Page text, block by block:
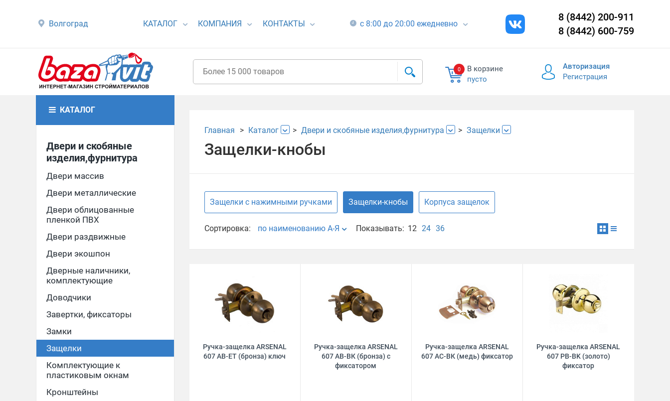
Волгоград КАТАЛОГ КОМПАНИЯ КОНТАКТЫ с 8:00 до 20:00 ежедневно
8 (8442) 200-911
8 (8442) 600-759
0
В корзине
пусто
Авторизация
Регистрация
КАТАЛОГ
Двери и скобяные
изделия,фурнитура
Двери массив
Двери металлические
Двери облицованные
пленкой ПВХ
Двери раздвижные
Двери экошпон
Дверные наличники,
комплектующие
Доводчики
Завертки, фиксаторы
Замки
Защелки
Комплектующие к
пластиковым окнам
Кронштейны
Главная Каталог Двери и скобяные изделия,фурнитура Защелки
Защелки-кнобы
Защелки с нажимными ручками Защелки-кнобы Корпуса защелок
Сортировка: по наименованию А-Я Показывать: 12 24 36
Ручка-защелка ARSENAL
607 AB-ET (бронза) ключ
Ручка-защелка ARSENAL
607 AB-ВК (бронза) с
фиксатором
Ручка-защелка ARSENAL
607 AС-ВК (медь) фиксатор
Ручка-защелка ARSENAL
607 PB-BK (золото)
фиксатор